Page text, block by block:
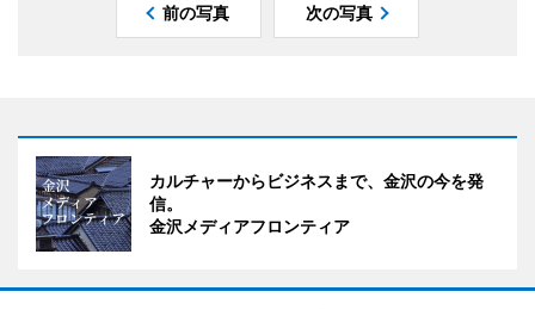
前の写真 次の写真
カルチャーからビジネスまで、金沢の今を発
信。
金沢メディアフロンティア